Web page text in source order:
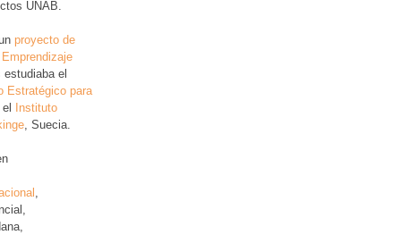
UNAB.
proyecto de
estudiaba el
Estratégico para
el Instituto
, Suecia.